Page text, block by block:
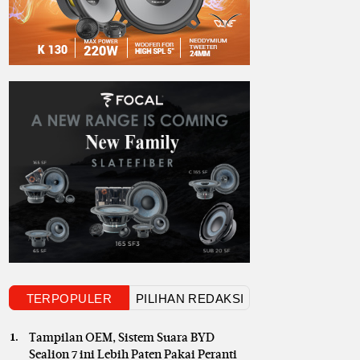
TERPOPULER PILIHAN REDAKSI
Tampilan OEM, Sistem Suara BYD
Sealion 7 ini Lebih Paten Pakai Peranti